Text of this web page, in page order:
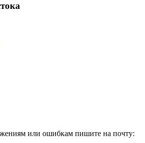
или ошибкам пишите на почту: